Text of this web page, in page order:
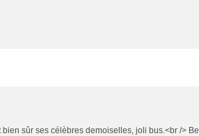
sûr ses célèbres demoiselles, joli bus.<br />